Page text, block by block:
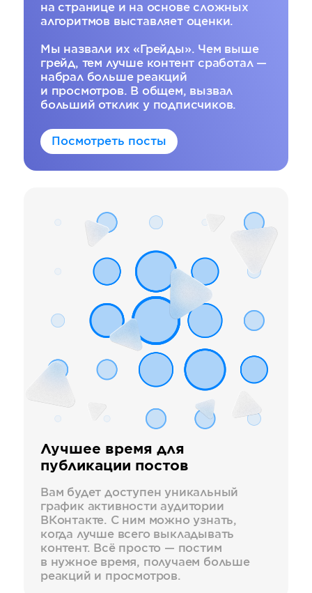
на странице и на основе сложных
алгоритмов выставляет оценки.
Мы назвали их «Грейды». Чем выше
грейд, тем лучше контент сработал —
набрал больше реакций
и просмотров. В общем, вызвал
больший отклик у подписчиков.
Посмотреть посты
Лучшее время для
публикации постов
Вам будет доступен уникальный
график активности аудитории
ВКонтакте. С ним можно узнать,
когда лучше всего выкладывать
контент. Всё просто — постим
в нужное время, получаем больше
реакций и просмотров.